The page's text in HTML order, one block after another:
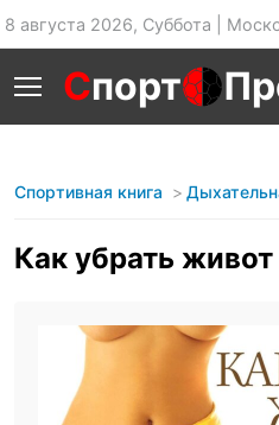
8 августа 2026, Суббота |
Спорт
Спортивная книга
Как убрать живот